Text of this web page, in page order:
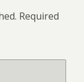
Required